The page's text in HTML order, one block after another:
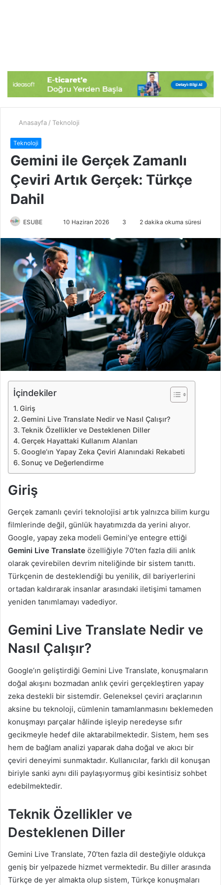
Anasayfa / Teknoloji
Teknoloji
Gemini ile Gerçek Zamanlı
Çeviri Artık Gerçek: Türkçe
Dahil
ESUBE
r
e
-
p
o
s
t
g
e
10 Haziran 2026 3 2 dakika okuma süresi
İçindekiler
Giriş
Gemini Live Translate Nedir ve Nasıl Çalışır?
Teknik Özellikler ve Desteklenen Diller
Gerçek Hayattaki Kullanım Alanları
Google’ın Yapay Zeka Çeviri Alanındaki Rekabeti
Sonuç ve Değerlendirme
Giriş
Gerçek zamanlı çeviri teknolojisi artık yalnızca bilim kurgu
filmlerinde değil, günlük hayatımızda da yerini alıyor.
Google, yapay zeka modeli Gemini’ye entegre ettiği
Gemini Live Translate özelliğiyle 70’ten fazla dili anlık
olarak çevirebilen devrim niteliğinde bir sistem tanıttı.
Türkçenin de desteklendiği bu yenilik, dil bariyerlerini
ortadan kaldırarak insanlar arasındaki iletişimi tamamen
yeniden tanımlamayı vadediyor.
Gemini Live Translate Nedir ve
Nasıl Çalışır?
Google’ın geliştirdiği Gemini Live Translate, konuşmaların
doğal akışını bozmadan anlık çeviri gerçekleştiren yapay
zeka destekli bir sistemdir. Geleneksel çeviri araçlarının
aksine bu teknoloji, cümlenin tamamlanmasını beklemeden
konuşmayı parçalar hâlinde işleyip neredeyse sıfır
gecikmeyle hedef dile aktarabilmektedir. Sistem, hem ses
hem de bağlam analizi yaparak daha doğal ve akıcı bir
çeviri deneyimi sunmaktadır. Kullanıcılar, farklı dil konuşan
biriyle sanki aynı dili paylaşıyormuş gibi kesintisiz sohbet
edebilmektedir.
Teknik Özellikler ve
Desteklenen Diller
Gemini Live Translate, 70’ten fazla dil desteğiyle oldukça
geniş bir yelpazede hizmet vermektedir. Bu diller arasında
Türkçe de yer almakta olup sistem, Türkçe konuşmaları